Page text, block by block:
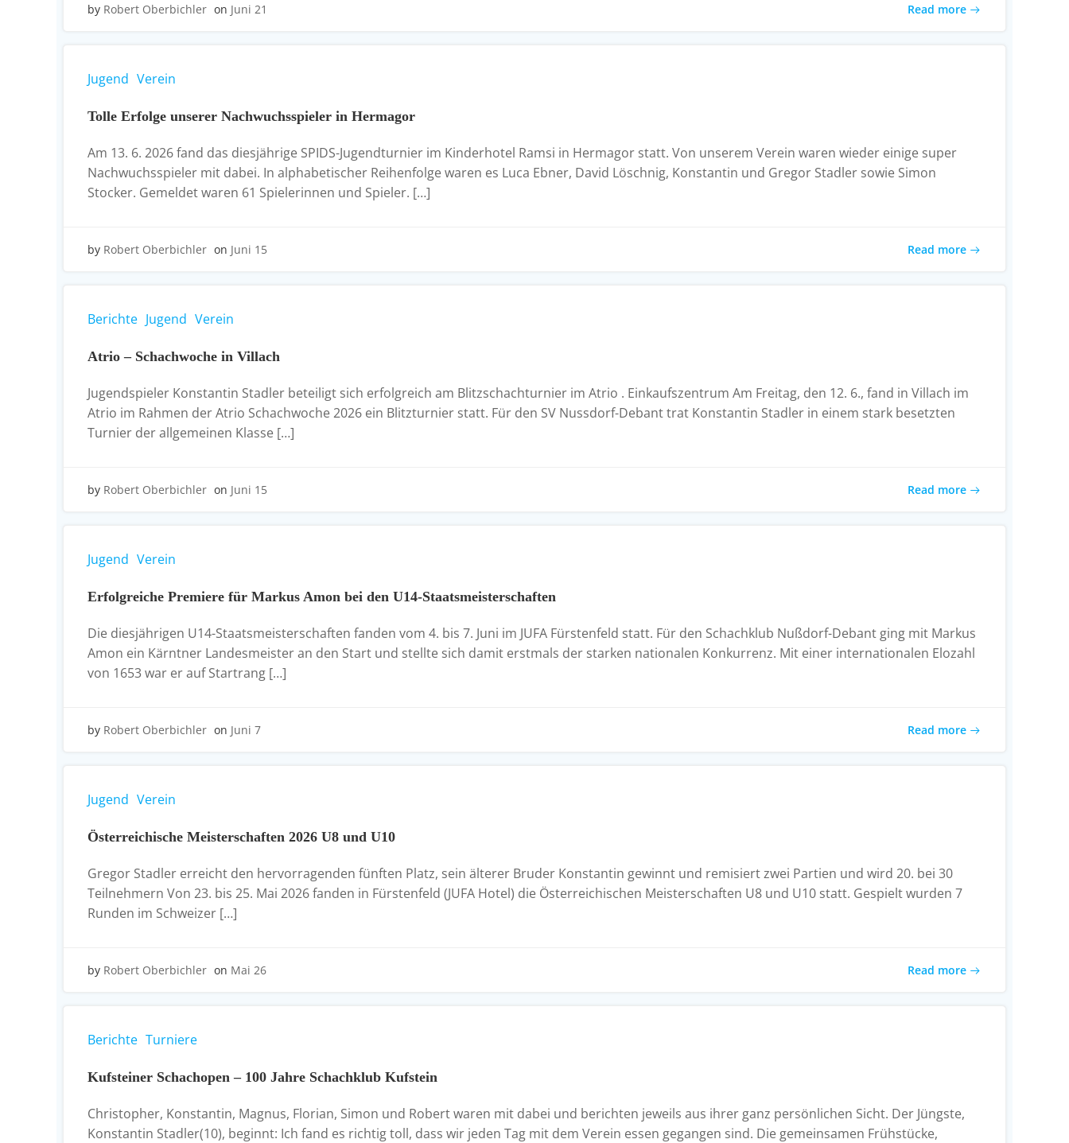
by Robert Oberbichler on Juni 21 Read more
Jugend Verein
Tolle Erfolge unserer Nachwuchsspieler in Hermagor
Am 13. 6. 2026 fand das diesjährige SPIDS-Jugendturnier im Kinderhotel Ramsi in Hermagor statt. Von unserem Verein waren wieder einige super
Nachwuchsspieler mit dabei. In alphabetischer Reihenfolge waren es Luca Ebner, David Löschnig, Konstantin und Gregor Stadler sowie Simon
Stocker. Gemeldet waren 61 Spielerinnen und Spieler. […]
by Robert Oberbichler on Juni 15 Read more
Berichte Jugend Verein
Atrio – Schachwoche in Villach
Jugendspieler Konstantin Stadler beteiligt sich erfolgreich am Blitzschachturnier im Atrio . Einkaufszentrum Am Freitag, den 12. 6., fand in Villach im
Atrio im Rahmen der Atrio Schachwoche 2026 ein Blitzturnier statt. Für den SV Nussdorf-Debant trat Konstantin Stadler in einem stark besetzten
Turnier der allgemeinen Klasse […]
by Robert Oberbichler on Juni 15 Read more
Jugend Verein
Erfolgreiche Premiere für Markus Amon bei den U14-Staatsmeisterschaften
Die diesjährigen U14-Staatsmeisterschaften fanden vom 4. bis 7. Juni im JUFA Fürstenfeld statt. Für den Schachklub Nußdorf-Debant ging mit Markus
Amon ein Kärntner Landesmeister an den Start und stellte sich damit erstmals der starken nationalen Konkurrenz. Mit einer internationalen Elozahl
von 1653 war er auf Startrang […]
by Robert Oberbichler on Juni 7 Read more
Jugend Verein
Österreichische Meisterschaften 2026 U8 und U10
Gregor Stadler erreicht den hervorragenden fünften Platz, sein älterer Bruder Konstantin gewinnt und remisiert zwei Partien und wird 20. bei 30
Teilnehmern Von 23. bis 25. Mai 2026 fanden in Fürstenfeld (JUFA Hotel) die Österreichischen Meisterschaften U8 und U10 statt. Gespielt wurden 7
Runden im Schweizer […]
by Robert Oberbichler on Mai 26 Read more
Berichte Turniere
Kufsteiner Schachopen – 100 Jahre Schachklub Kufstein
Christopher, Konstantin, Magnus, Florian, Simon und Robert waren mit dabei und berichten jeweils aus ihrer ganz persönlichen Sicht. Der Jüngste,
Konstantin Stadler(10), beginnt: Ich fand es richtig toll, dass wir jeden Tag mit dem Verein essen gegangen sind. Die gemeinsamen Frühstücke,